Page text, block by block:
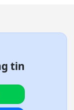
tin